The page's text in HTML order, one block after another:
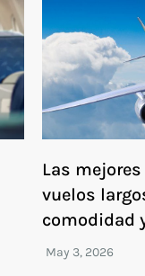
Las
vuelos
comodidad